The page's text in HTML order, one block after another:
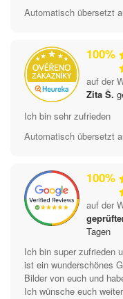
Automatisch übersetzt
100%
auf der
Zita Š.
Ich bin sehr zufrieden
Automatisch übersetzt
100%
auf der
Tagen
Ich bin super zufrieden
ist ein wunderschönes
Bilder von euch und
Ich wünsche euch